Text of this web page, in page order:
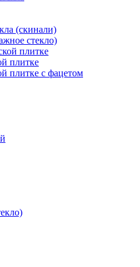
(скинали)
стекло)
плитке
плитке
плитке с фацетом